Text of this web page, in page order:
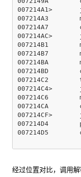
007214A1>
007214A3
007214A7
007214AC>
007214B1
007214B7
007214BA
007214BD
007214C2
007214C4>
007214C6
007214CA
007214CF>
007214D4
007214D5
经过位置对比，调用